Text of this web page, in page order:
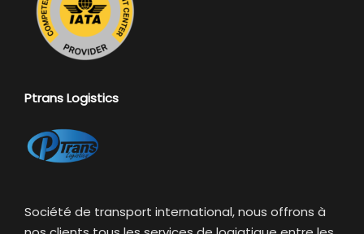
Ptrans Logistics
Société de transport international, nous offrons à